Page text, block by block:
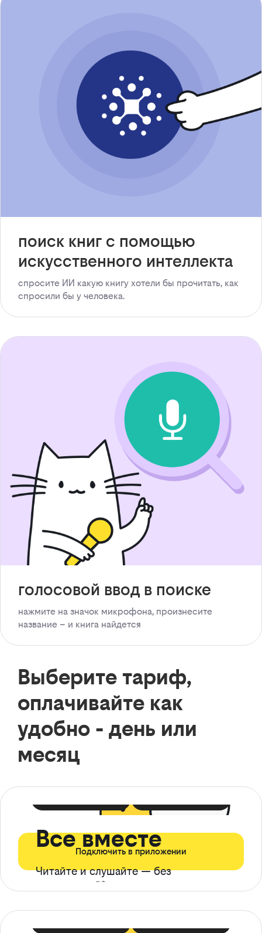
поиск книг с помощью
искусственного интеллекта
спросите ИИ какую книгу хотели бы прочитать, как
спросили бы у человека.
голосовой ввод в поиске
нажмите на значок микрофона, произнесите
название – и книга найдется
Выберите тариф,
оплачивайте как
удобно - день или
месяц
Все вместе
Читайте и слушайте — без
ограничений*
Подключить в приложении